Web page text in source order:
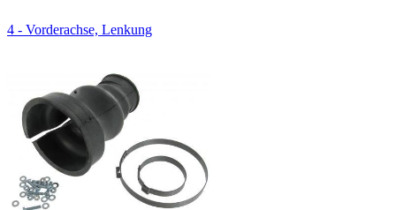
4 - Vorderachse, Lenkung